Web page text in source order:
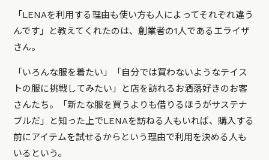
「LENAを利用する理由も使い方も人によってそれぞれ違う
んです」と教えてくれたのは、創業者の1人であるエライザ
さん。
「いろんな服を着たい」「自分では買わないようなテイス
トの服に挑戦してみたい」と店を訪れるお洒落好きのお客
さんたち。「新たな服を買うよりも借りるほうがサステナ
ブルだ」と知った上でLENAを訪ねる人もいれば、購入する
前にアイテムを試せるからという理由で利用を決める人も
いるという。